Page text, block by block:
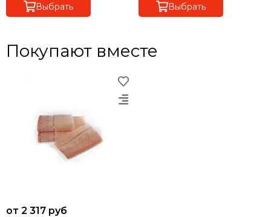
Выбрать Выбрать
Покупают вместе
от 2 317 руб